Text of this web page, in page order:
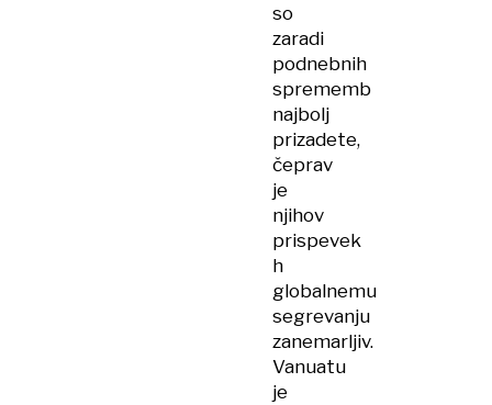
so
zaradi
podnebnih
sprememb
najbolj
prizadete,
čeprav
je
njihov
prispevek
h
globalnemu
segrevanju
zanemarljiv.
Vanuatu
je